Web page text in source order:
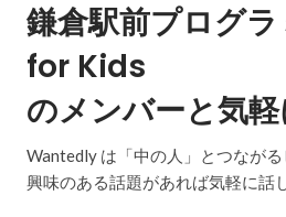
鎌倉駅前プログ
for Kids
のメンバーと気軽
Wantedly は「中の人」とつながる
興味のある話題があれば気軽に話